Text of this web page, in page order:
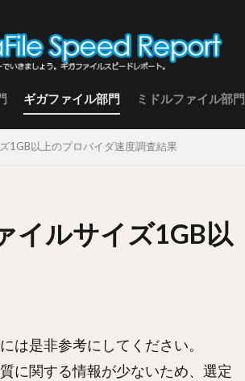
ギガファイル部門 ミドルファイル部門
1GB以上のプロバイダ速度調査結果
イルサイズ1GB以
は是非参考にしてください。
に関する情報が少ないため、選定